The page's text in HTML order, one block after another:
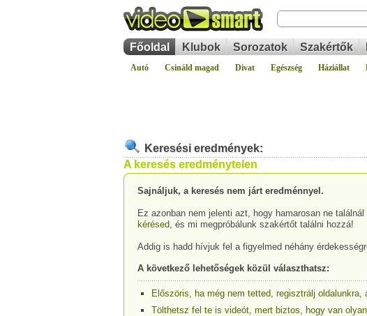
Főoldal Klubok Sorozatok Szakértők
Autó Csináld magad Divat Egészség Háziállat
Keresési eredmények:
A keresés eredménytelen
Sajnáljuk, a keresés nem járt eredménnyel.
Ez azonban nem jelenti azt, hogy hamarosan ne
kérésed, és mi megpróbálunk szakértőt találni hozzá!
Addig is hadd hívjuk fel a figyelmed néhány
A következő lehetőségek közül választhatsz:
Előszöris, ha még nem tetted, regisztrálj oldalunkra,
Tölthetsz fel te is videót, mert biztos, hogy van